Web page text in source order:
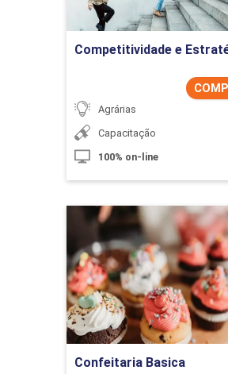
Competitividade e
Agrárias
Capacitação
100% on-line
Confeitaria Basica
Confeitaria
Detalhes do
Comprar